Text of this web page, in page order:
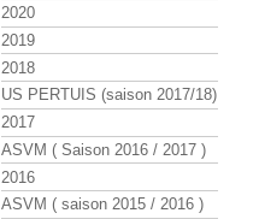
2020
2019
2018
US PERTUIS (saison 2017/18)
2017
ASVM ( Saison 2016 / 2017 )
2016
ASVM ( saison 2015 / 2016 )